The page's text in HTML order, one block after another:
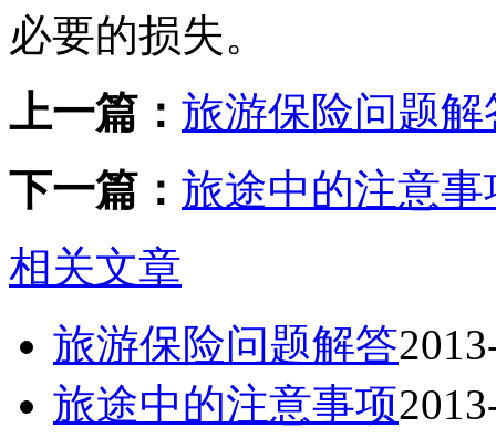
必要的损失。
上一篇： 旅游保险问题解
下一篇： 旅途中的注意事
相关文章
旅游保险问题解答
旅途中的注意事项